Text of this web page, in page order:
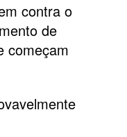
contra o
de
começam